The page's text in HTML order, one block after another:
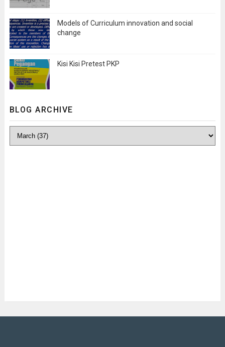
Models of Curriculum innovation and social
change
Kisi Kisi Pretest PKP
BLOG ARCHIVE